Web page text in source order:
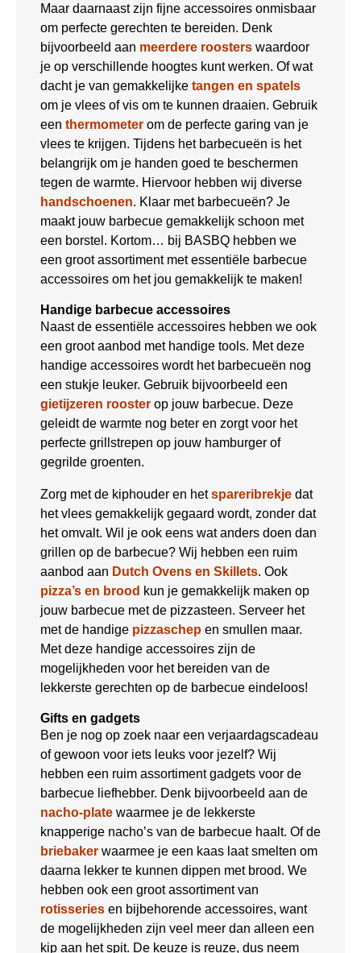
Maar daarnaast zijn fijne accessoires onmisbaar
om perfecte gerechten te bereiden. Denk
bijvoorbeeld aan meerdere roosters waardoor
je op verschillende hoogtes kunt werken. Of wat
dacht je van gemakkelijke tangen en spatels
om je vlees of vis om te kunnen draaien. Gebruik
een thermometer om de perfecte garing van je
vlees te krijgen. Tijdens het barbecueën is het
belangrijk om je handen goed te beschermen
tegen de warmte. Hiervoor hebben wij diverse
handschoenen. Klaar met barbecueën? Je
maakt jouw barbecue gemakkelijk schoon met
een borstel. Kortom… bij BASBQ hebben we
een groot assortiment met essentiële barbecue
accessoires om het jou gemakkelijk te maken!
Handige barbecue accessoires
Naast de essentiële accessoires hebben we ook
een groot aanbod met handige tools. Met deze
handige accessoires wordt het barbecueën nog
een stukje leuker. Gebruik bijvoorbeeld een
gietijzeren rooster op jouw barbecue. Deze
geleidt de warmte nog beter en zorgt voor het
perfecte grillstrepen op jouw hamburger of
gegrilde groenten.
Zorg met de kiphouder en hetspareribrekje dat
het vlees gemakkelijk gegaard wordt, zonder dat
het omvalt. Wil je ook eens wat anders doen dan
grillen op de barbecue? Wij hebben een ruim
aanbod aan Dutch Ovens en Skillets. Ook
pizza’s en brood kun je gemakkelijk maken op
jouw barbecue met de pizzasteen. Serveer het
met de handige pizzaschep en smullen maar.
Met deze handige accessoires zijn de
mogelijkheden voor het bereiden van de
lekkerste gerechten op de barbecue eindeloos!
Gifts en gadgets
Ben je nog op zoek naar een verjaardagscadeau
of gewoon voor iets leuks voor jezelf? Wij
hebben een ruim assortiment gadgets voor de
barbecue liefhebber. Denk bijvoorbeeld aan de
nacho-plate waarmee je de lekkerste
knapperige nacho’s van de barbecue haalt. Of de
briebaker waarmee je een kaas laat smelten om
daarna lekker te kunnen dippen met brood. We
hebben ook een groot assortiment van
rotisseries en bijbehorende accessoires, want
de mogelijkheden zijn veel meer dan alleen een
kip aan het spit. De keuze is reuze, dus neem